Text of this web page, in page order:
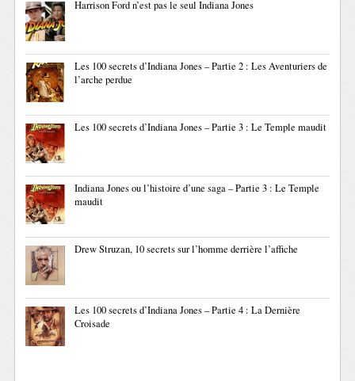
Harrison Ford n’est pas le seul Indiana Jones
Les 100 secrets d’Indiana Jones – Partie 2 : Les Aventuriers de
l’arche perdue
Les 100 secrets d’Indiana Jones – Partie 3 : Le Temple maudit
Indiana Jones ou l’histoire d’une saga – Partie 3 : Le Temple
maudit
Drew Struzan, 10 secrets sur l’homme derrière l’affiche
Les 100 secrets d’Indiana Jones – Partie 4 : La Dernière
Croisade